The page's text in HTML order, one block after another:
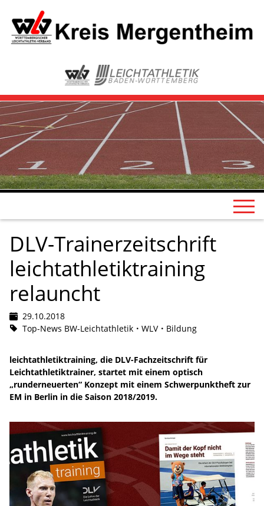
DLV-Trainerzeitschrift
leichtathletiktraining
relauncht
29.10.2018
Top-News BW-Leichtathletik
WLV Bildung
leichtathletiktraining, die DLV-Fachzeitschrift für
Leichtathletiktrainer, startet mit einem optisch
„runderneuerten“ Konzept mit einem Schwerpunktheft zur
EM in Berlin in die Saison 2018/2019.